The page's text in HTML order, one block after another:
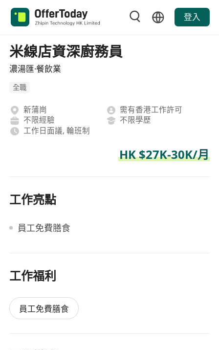
登入
米線店資深廚務員
濃湯匯·餐飲業
全職
新蒲崗
需有香港工作許可
不限經驗
不限學歷
工作日面議, 輪班制
HK $27K-30K/月
工作亮點
員工免費膳食
工作福利
員工免費膳食